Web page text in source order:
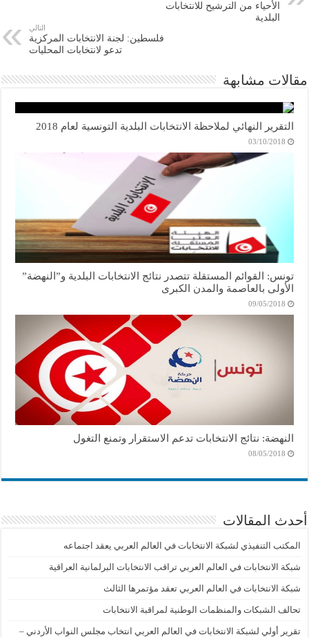
الأحياء من الترشيح للانتخابات
البلدية
التالي
فلسطين: لجنة الانتخابات المركزية
تدعو لانتخابات المحليات
مقالات مشابهة
التقرير النهائي لملاحظة الانتخابات البلدية التونسية لعام 2018
03/10/2018
تونس: القوائم المستقلة تتصدر نتائج الانتخابات البلدية و”النهضة”
الأولى بالعاصمة والمدن الكبرى
09/05/2018
النهضة: نتائج الانتخابات تدعم الاستقرار وتمنع التغول
08/05/2018
أحدث المقالات
المكتب التنفيذي لشبكة الانتخابات في العالم العربي يعقد اجتماعه
شبكة الانتخابات في العالم العربي تراقب الانتخابات البرلمانية العراقية
شبكة الانتخابات في العالم العربي تعقد مؤتمرها الثالث
تحالف الشبكات والمنظمات الوطنية لمراقبة الانتخابات
تقرير أولي لشبكة الانتخابات في العالم العربي انتخاب مجلس النواب الأردني –